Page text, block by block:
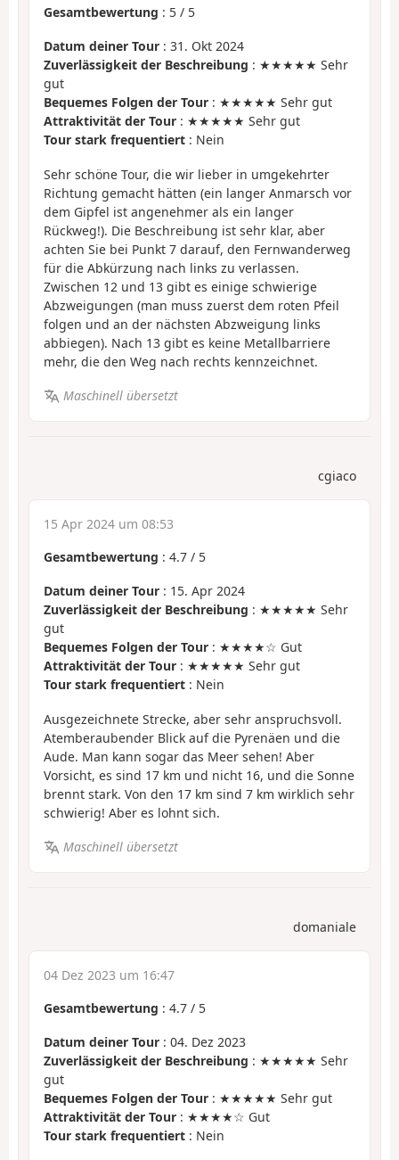
Gesamtbewertung : 5 / 5
Datum deiner Tour : 31. Okt 2024
Zuverlässigkeit der Beschreibung : ★★★★★ Sehr
gut
Bequemes Folgen der Tour : ★★★★★ Sehr gut
Attraktivität der Tour : ★★★★★ Sehr gut
Tour stark frequentiert : Nein
Sehr schöne Tour, die wir lieber in umgekehrter
Richtung gemacht hätten (ein langer Anmarsch vor
dem Gipfel ist angenehmer als ein langer
Rückweg!). Die Beschreibung ist sehr klar, aber
achten Sie bei Punkt 7 darauf, den Fernwanderweg
für die Abkürzung nach links zu verlassen.
Zwischen 12 und 13 gibt es einige schwierige
Abzweigungen (man muss zuerst dem roten Pfeil
folgen und an der nächsten Abzweigung links
abbiegen). Nach 13 gibt es keine Metallbarriere
mehr, die den Weg nach rechts kennzeichnet.
Maschinell übersetzt
cgiaco
15 Apr 2024 um 08:53
Gesamtbewertung : 4.7 / 5
Datum deiner Tour : 15. Apr 2024
Zuverlässigkeit der Beschreibung : ★★★★★ Sehr
gut
Bequemes Folgen der Tour : ★★★★☆ Gut
Attraktivität der Tour : ★★★★★ Sehr gut
Tour stark frequentiert : Nein
Ausgezeichnete Strecke, aber sehr anspruchsvoll.
Atemberaubender Blick auf die Pyrenäen und die
Aude. Man kann sogar das Meer sehen! Aber
Vorsicht, es sind 17 km und nicht 16, und die Sonne
brennt stark. Von den 17 km sind 7 km wirklich sehr
schwierig! Aber es lohnt sich.
Maschinell übersetzt
domaniale
04 Dez 2023 um 16:47
Gesamtbewertung : 4.7 / 5
Datum deiner Tour : 04. Dez 2023
Zuverlässigkeit der Beschreibung : ★★★★★ Sehr
gut
Bequemes Folgen der Tour : ★★★★★ Sehr gut
Attraktivität der Tour : ★★★★☆ Gut
Tour stark frequentiert : Nein